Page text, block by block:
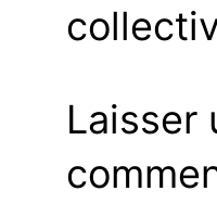
Laisser